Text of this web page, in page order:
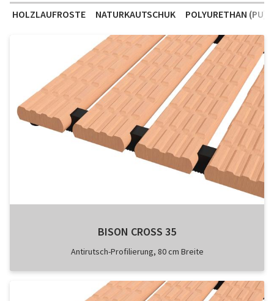
HOLZLAUFROSTE NATURKAUTSCHUK POLYURETHAN (PU)
BISON CROSS 35
Antirutsch-Profilierung, 80 cm Breite